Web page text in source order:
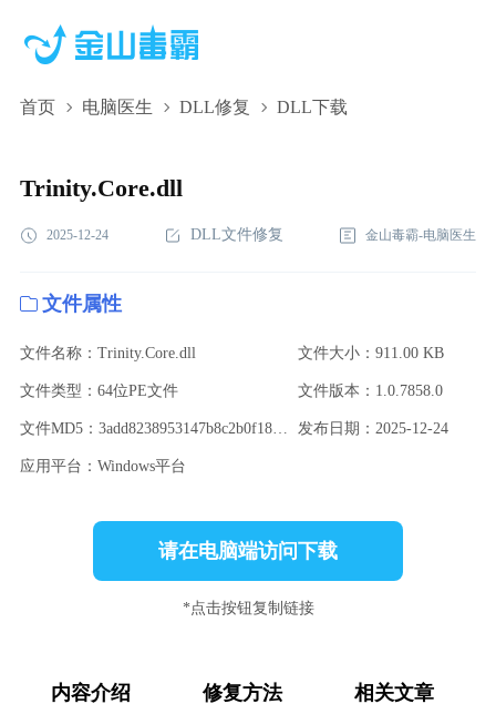
首页 电脑医生 DLL修复 DLL下载
Trinity.Core.dll,Trinity.Core.dll下载,Trinity.Core.dll修复
Trinity.Core.dll
2025-12-24 DLL文件修复 金山毒霸-电脑医生
文件属性
文件名称：Trinity.Core.dll 文件大小：911.00 KB
文件类型：64位PE文件 文件版本：1.0.7858.0
文件MD5：3add8238953147b8c2b0f184ede7334f 发布日期：2025-12-24
应用平台：Windows平台
请在电脑端访问下载
*点击按钮复制链接
内容介绍 修复方法 相关文章